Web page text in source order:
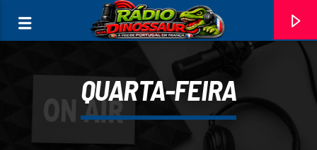
QUARTA-FEIRA